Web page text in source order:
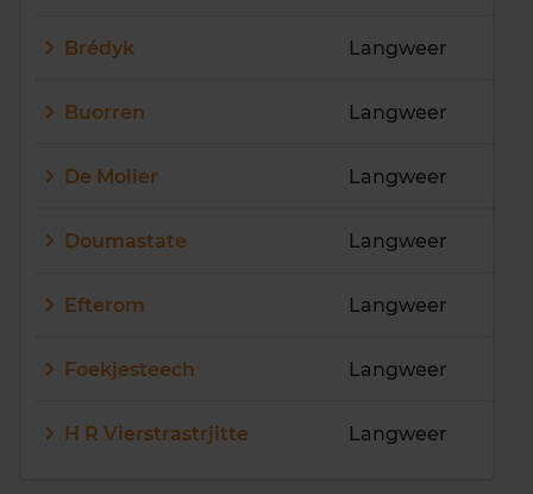
Brédyk Langweer
Buorren Langweer
De Molier Langweer
Doumastate Langweer
Efterom Langweer
Foekjesteech Langweer
H R Vierstrastrjitte Langweer